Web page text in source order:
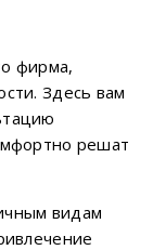
фирма,
Здесь вам
решат
видам